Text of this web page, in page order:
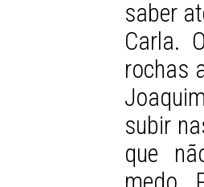
saber
Carla.
rochas
subir
que